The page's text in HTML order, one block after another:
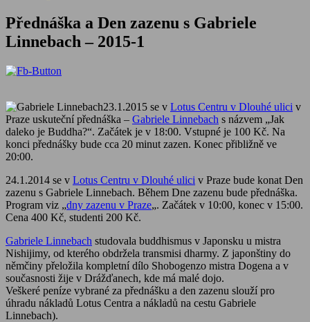
Přednáška a Den zazenu s Gabriele
Linnebach – 2015-1
23.1.2015 se v Lotus Centru v Dlouhé ulici v
Praze uskuteční přednáška – Gabriele Linnebach s názvem „Jak
daleko je Buddha?“. Začátek je v 18:00. Vstupné je 100 Kč. Na
konci přednášky bude cca 20 minut zazen. Konec přibližně ve
20:00.
24.1.2014 se v Lotus Centru v Dlouhé ulici v Praze bude konat Den
zazenu s Gabriele Linnebach. Během Dne zazenu bude přednáška.
Program viz „dny zazenu v Praze„. Začátek v 10:00, konec v 15:00.
Cena 400 Kč, studenti 200 Kč.
Gabriele Linnebach studovala buddhismus v Japonsku u mistra
Nishijimy, od kterého obdržela transmisi dharmy. Z japonštiny do
němčiny přeložila kompletní dílo Shobogenzo mistra Dogena a v
současnosti žije v Drážďanech, kde má malé dojo.
Veškeré peníze vybrané za přednášku a den zazenu slouží pro
úhradu nákladů Lotus Centra a nákladů na cestu Gabriele
Linnebach).